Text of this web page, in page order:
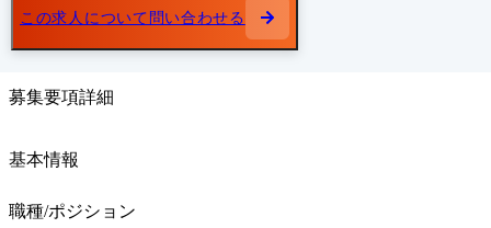
この求人について問い合わせる
募集要項詳細
基本情報
職種/ポジション